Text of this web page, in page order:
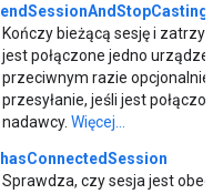
endSessionAndStopCasting:
Kończy bieżącą sesję i
jest połączone jedno
przeciwnym razie opcjonalnie
przesyłanie, jeśli jest
nadawcy. Więcej...
hasConnectedSession
Sprawdza, czy sesja jest